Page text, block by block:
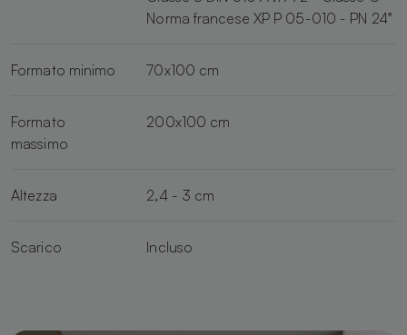
Norma francese XP P 05-010 - PN 24"
Formato minimo 70x100 cm
Formato
massimo
200x100 cm
Altezza 2,4 - 3 cm
Scarico Incluso